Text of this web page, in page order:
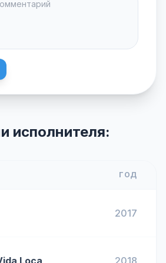
исполнителя:
ГОД
2017
Loca 2018